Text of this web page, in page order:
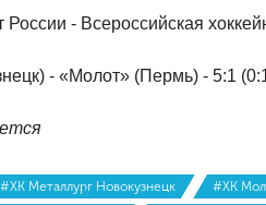
- Всероссийская
- «Молот» (Пермь) - 5:1
#ХК Металлург Новокузнецк #ХК